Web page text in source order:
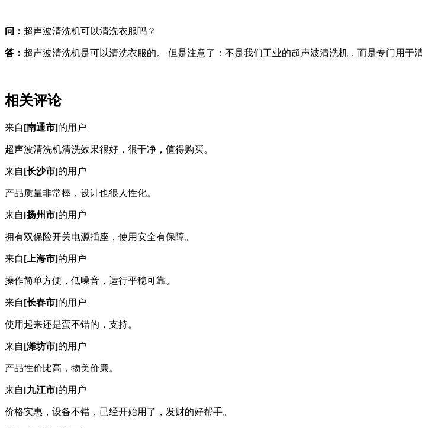
问： 超声波清洗机可以清洗衣服吗？
答： 超声波清洗机是可以清洗衣服的。 但是注意了：不是我们工业的超声波清洗机，而是专门用于
相关评论
来自[南通市]的用户
超声波清洗机清洗效果很好，很干净，值得购买。
来自[长沙市]的用户
产品质量非常棒，设计也很人性化。
来自[扬州市]的用户
拥有双保险开关电源插座，使用安全有保障。
来自[上海市]的用户
操作简单方便，低噪音，运行平稳可靠。
来自[长春市]的用户
使用起来还是蛮不错的，支持。
来自[潍坊市]的用户
产品性价比高，物美价廉。
来自[九江市]的用户
价格实惠，设备不错，已经开始用了，发财的好帮手。